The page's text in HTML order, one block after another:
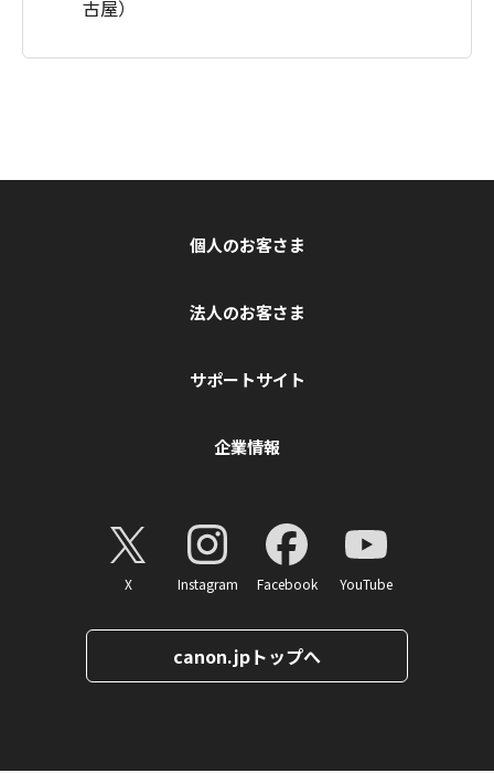
古屋）
個人のお客さま
法人のお客さま
サポートサイト
企業情報
X Instagram Facebook YouTube
canon.jpトップへ